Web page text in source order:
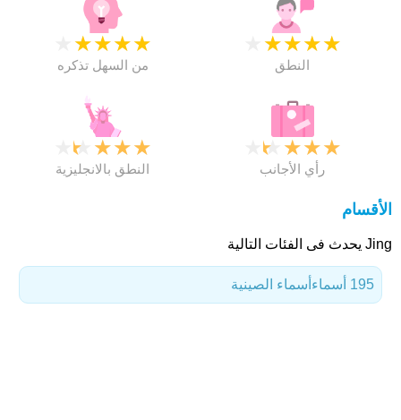
★
★
★
★
من السهل تذكره
★
★
★
★
النطق
★
★
★
★
النطق بالانجليزية
★
★
★
★
رأي الأجانب
الأقسام
Jing يحدث فى الفئات التالية
أسماء الصينية 195 أسماء